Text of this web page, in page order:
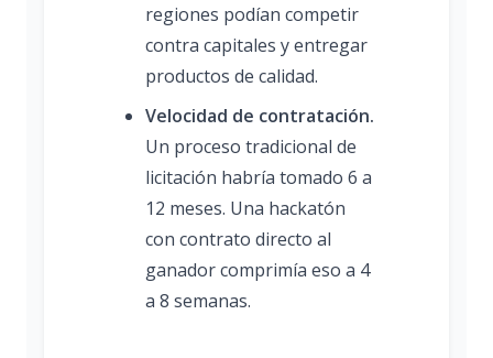
regiones podían competir
contra capitales y entregar
productos de calidad.
Velocidad de contratación.
Un proceso tradicional de
licitación habría tomado 6 a
12 meses. Una hackatón
con contrato directo al
ganador comprimía eso a 4
a 8 semanas.